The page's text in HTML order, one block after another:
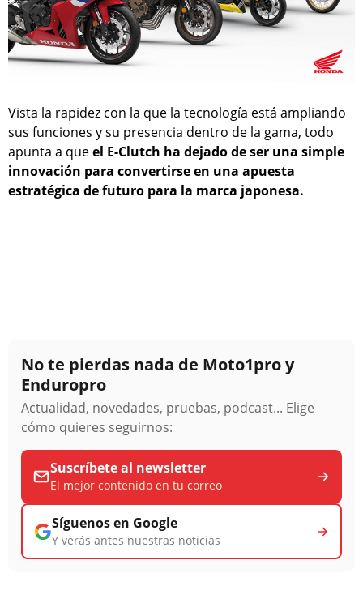
Vista la rapidez con la que la tecnología está ampliando
sus funciones y su presencia dentro de la gama, todo
apunta a queel E-Clutch ha dejado de ser una simple
innovación para convertirse en una apuesta
estratégica de futuro para la marca japonesa.
No te pierdas nada de Moto1pro y
Enduropro
Actualidad, novedades, pruebas, podcast... Elige
cómo quieres seguirnos:
Suscríbete al newsletter
El mejor contenido en tu correo
Síguenos en Google
Y verás antes nuestras noticias